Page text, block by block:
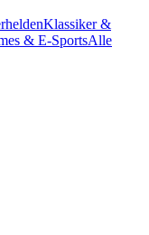
Klassiker &
& E-SportsAlle